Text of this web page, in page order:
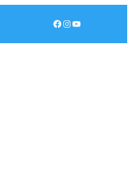
Facebook
Instagram
YouTube